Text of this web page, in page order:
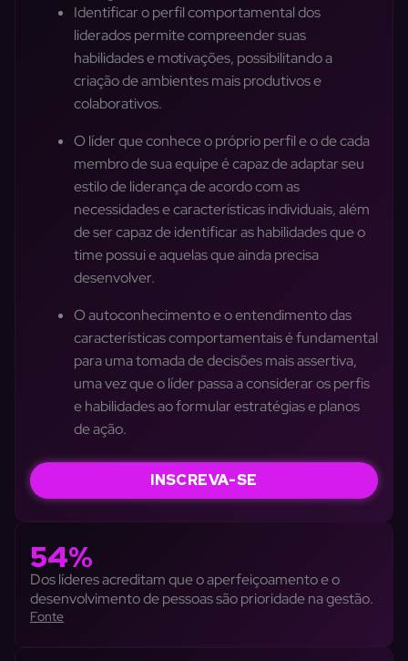
Identificar o perfil comportamental dos
liderados permite compreender suas
habilidades e motivações, possibilitando a
criação de ambientes mais produtivos e
colaborativos.
O líder que conhece o próprio perfil e o de cada
membro de sua equipe é capaz de adaptar seu
estilo de liderança de acordo com as
necessidades e características individuais, além
de ser capaz de identificar as habilidades que o
time possui e aquelas que ainda precisa
desenvolver.
O autoconhecimento e o entendimento das
características comportamentais é fundamental
para uma tomada de decisões mais assertiva,
uma vez que o líder passa a considerar os perfis
e habilidades ao formular estratégias e planos
de ação.
INSCREVA-SE
54%
Dos líderes acreditam que o aperfeiçoamento e o
desenvolvimento de pessoas são prioridade na gestão.
Fonte